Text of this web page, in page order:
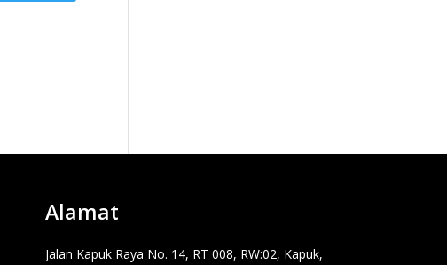
Alamat
Jalan Kapuk Raya No. 14, RT 008, RW:02, Kapuk,